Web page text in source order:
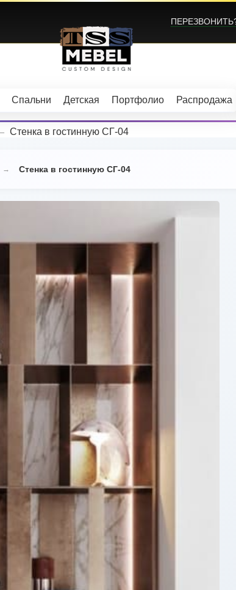
Спальни Детская Портфолио Распродажа
Стенка в гостинную СГ-04
→ Стенка в гостинную СГ-04